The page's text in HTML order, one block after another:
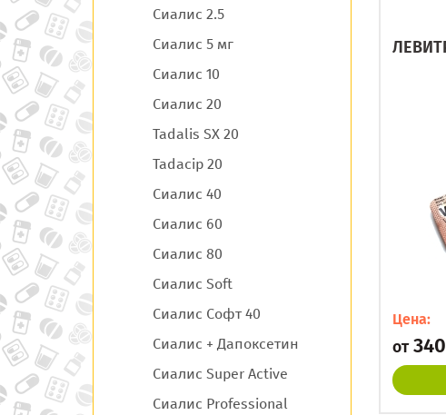
Сиалис 2.5
Сиалис 5 мг
Сиалис 10
Сиалис 20
Tadalis SX 20
Tadacip 20
Сиалис 40
Сиалис 60
Сиалис 80
Сиалис Soft
Сиалис Софт 40
Сиалис + Дапоксетин
Сиалис Super Active
Сиалис Professional
Цена:
от